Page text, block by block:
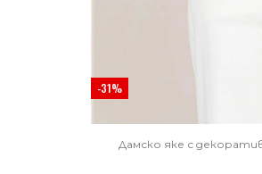
-31%
Дамско яке с